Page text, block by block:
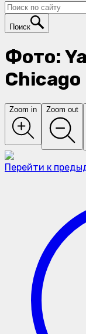
Поиск
Фото:
Zoom in Zoom out
Перейти к